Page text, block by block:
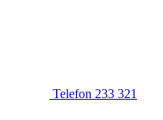
Telefon 233 321